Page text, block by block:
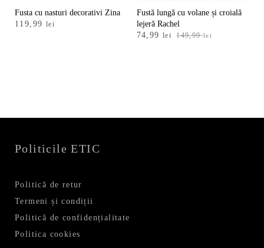
Fusta cu nasturi decorativi Zina
119,99 lei
Fustă lungă cu volane și croială
lejeră Rachel
149,99lei
Prețul
74,99 lei
Prețul
Politicile ETIC
Politică de retur
Termeni și condiții
Politică de confidențialitate
Politica cookies